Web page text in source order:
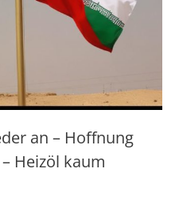
an – Hoffnung
Heizöl kaum